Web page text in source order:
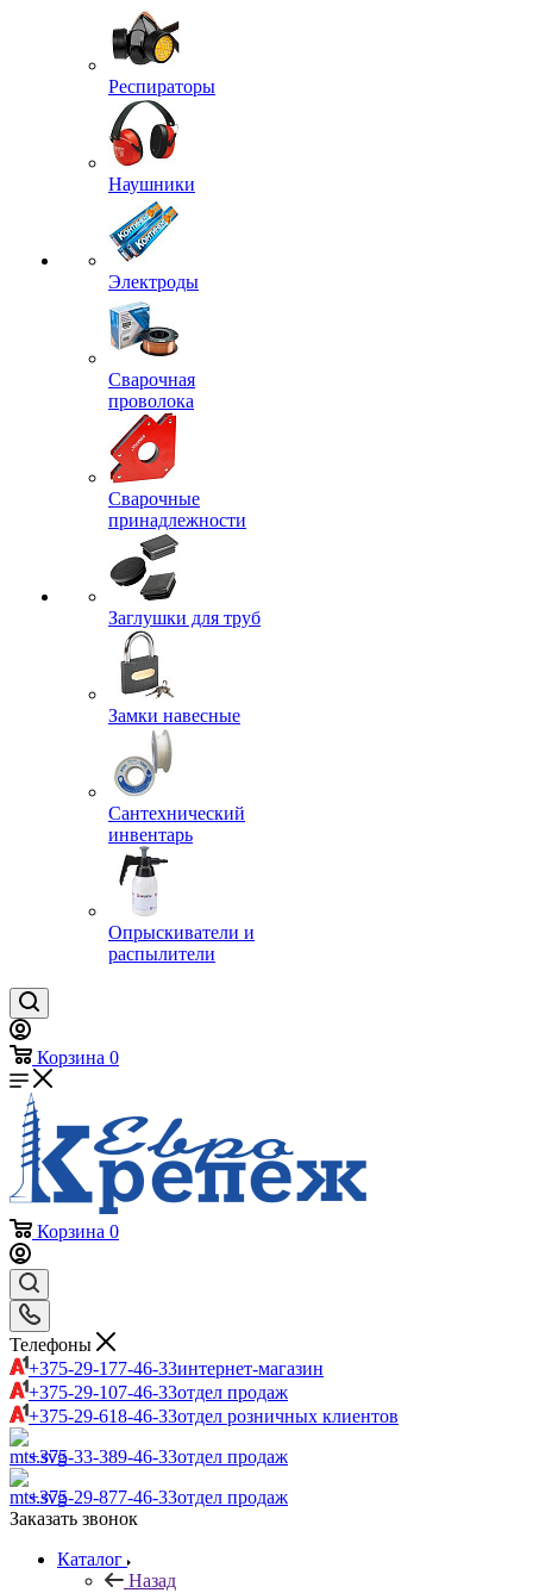
Респираторы
Наушники
Электроды
Сварочная
проволока
Сварочные
принадлежности
Заглушки для труб
Замки навесные
Сантехнический
инвентарь
Опрыскиватели и
распылители
Корзина 0
Корзина 0
Телефоны
+375-29-177-46-33интернет-магазин
+375-29-107-46-33отдел продаж
+375-29-618-46-33отдел розничных клиентов
+375-33-389-46-33отдел продаж
+375-29-877-46-33отдел продаж
Заказать звонок
Каталог
Назад